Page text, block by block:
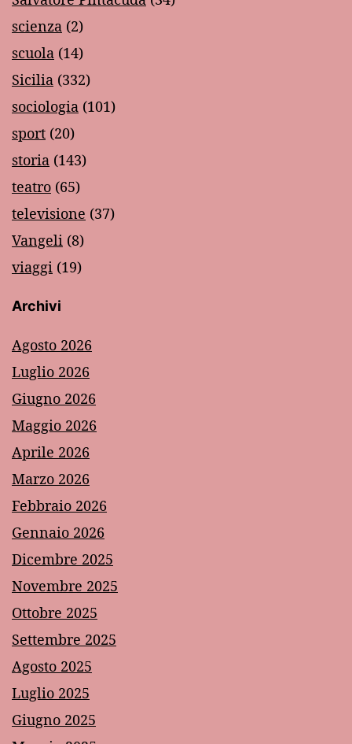
scienza (2)
scuola (14)
Sicilia (332)
sociologia (101)
sport (20)
storia (143)
teatro (65)
televisione (37)
Vangeli (8)
viaggi (19)
Archivi
Agosto 2026
Luglio 2026
Giugno 2026
Maggio 2026
Aprile 2026
Marzo 2026
Febbraio 2026
Gennaio 2026
Dicembre 2025
Novembre 2025
Ottobre 2025
Settembre 2025
Agosto 2025
Luglio 2025
Giugno 2025